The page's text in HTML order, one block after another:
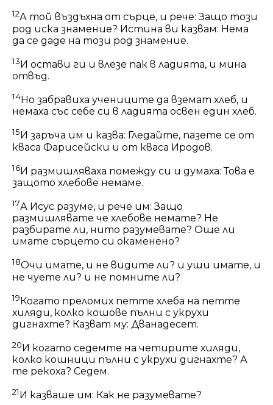
12А той въздъхна от сърце, и рече: Защо този
род иска знамение? Истина ви казвам: Нема
да се даде на този род знамение.
13И остави ги и влезе пак в ладията, и мина
отвъд.
14Но забравиха учениците да вземат хлеб, и
немаха със себе си в ладията освен един хлеб.
15 И заръча им и казва: Гледайте, пазете се от
кваса Фарисейски и от кваса Иродов.
16И размишляваха помежду си и думаха: Това е
защото хлебове немаме.
17А Исус разуме, и рече им: Защо
размишлявате че хлебове немате? Не
разбирате ли, нито разумевате? Още ли
имате сърцето си окаменено?
18Очи имате, и не видите ли? и уши имате, и
не чуете ли? и не помните ли?
19Когато преломих петте хлеба на петте
хиляди, колко кошове пълни с укрухи
дигнахте? Казват му: Дванадесет.
20 И когато седемте на четирите хиляди,
колко кошници пълни с укрухи дигнахте? А
те рекоха? Седем.
21 И казваше им: Как не разумевате?